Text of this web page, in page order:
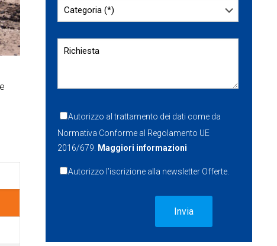
Autorizzo al trattamento dei dati come da
Normativa Conforme al Regolamento UE
2016/679.
Maggiori informazioni
Autorizzo l’iscrizione alla newsletter Offerte.